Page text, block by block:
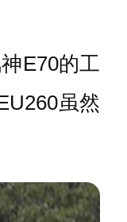
E70的工
虽然